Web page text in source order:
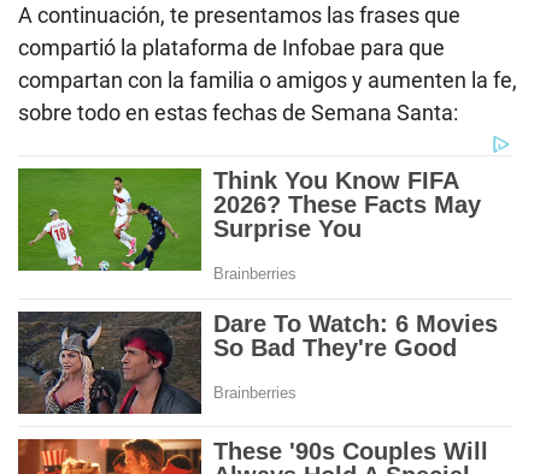
A continuación, te presentamos las frases que
compartió la plataforma de Infobae para que
compartan con la familia o amigos y aumenten la fe,
sobre todo en estas fechas de Semana Santa: